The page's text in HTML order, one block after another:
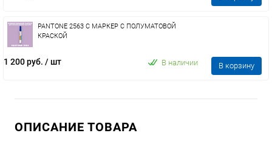
PANTONE 2563 C МАРКЕР С ПОЛУМАТОВОЙ
КРАСКОЙ
1 200 руб. / шт В наличии В корзину
ОПИСАНИЕ ТОВАРА